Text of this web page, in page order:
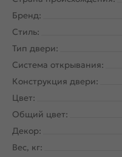
Бренд:
Стиль:
Тип двери:
Система открывания:
Конструкция двери:
Цвет:
Общий цвет:
Декор:
Вес, кг: